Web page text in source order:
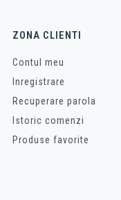
ZONA CLIENTI
Contul meu
Inregistrare
Recuperare parola
Istoric comenzi
Produse favorite